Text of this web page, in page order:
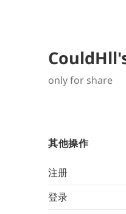
only for share
其他操作
注册
登录